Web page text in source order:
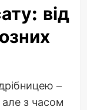
від
–
з часом